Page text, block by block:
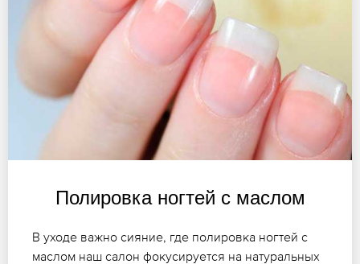
Полировка ногтей с маслом
В уходе важно сияние, где полировка ногтей с
маслом наш салон фокусируется на натуральных